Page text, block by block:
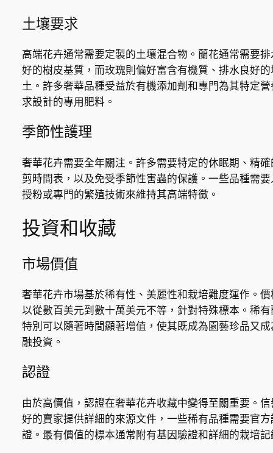
土壤要求
高端花卉通常需要定製的土壤混合物。蘭花通常需要排
好的樹皮基質，而玫瑰則偏好富含有機質、排水良好的
土。許多奢華品種受益於有機添加劑和專門為其特定營
求設計的專用肥料。
季節性護理
奢華花卉需要全年關注。許多需要特定的休眠期、精確
剪時間表，以及免受季節性害蟲的保護。一些品種需要
授粉或專門的繁殖技術來維持其高端特徵。
投資和收藏
市場價值
奢華花卉市場基於稀有性、美麗性和栽培難度運作。價
以從數百美元到數十萬美元不等，針對特殊標本。稀有
特別可以隨著時間顯著增值，使其既成為園藝珍品又成
融投資。
認證
由於高價值，認證在奢華花卉收藏中變得至關重要。信
好的賣家提供詳細的來源文件，一些稀有品種需要官方
證。最有價值的標本通常附有基因驗證和詳細的栽培記